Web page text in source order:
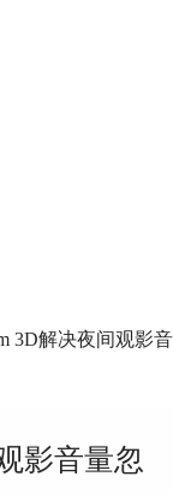
3D解决夜间观影
影音量忽